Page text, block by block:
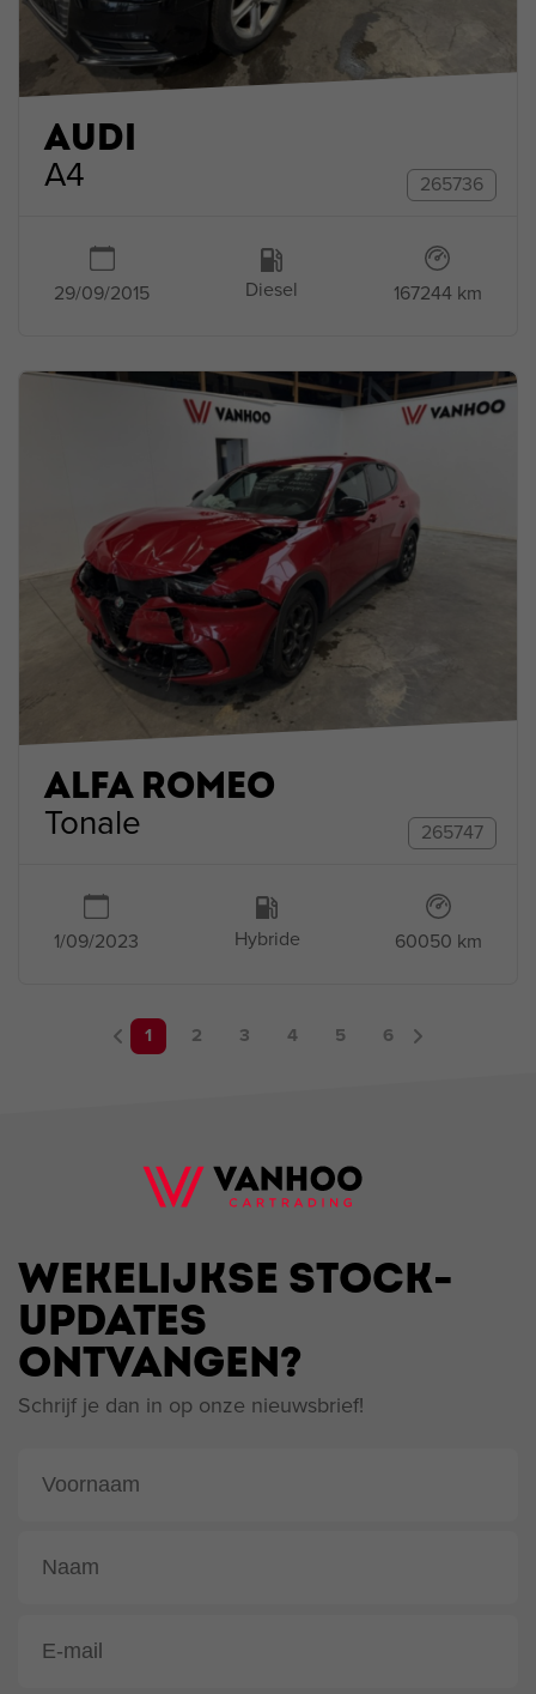
AUDI
A4 265736
29/09/2015 Diesel 167244 km
ALFA ROMEO
Tonale 265747
1/09/2023 Hybride 60050 km
1 2 3 4 5 6
WEKELIJKSE STOCK-
UPDATES
ONTVANGEN?
Schrijf je dan in op onze nieuwsbrief!